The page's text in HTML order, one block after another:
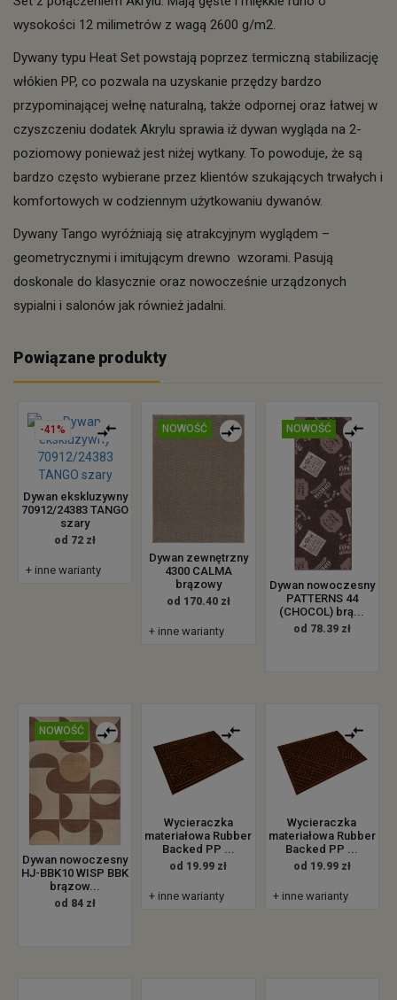
wysokości 12 milimetrów z wagą 2600 g/m2.
Dywany typu Heat Set powstają poprzez termiczną stabilizację
włókien PP, co pozwala na uzyskanie przędzy bardzo
przypominającej wełnę naturalną, także odpornej oraz łatwej w
czyszczeniu dodatek Akrylu sprawia iż dywan wygląda na 2-
poziomowy ponieważ jest niżej wytkany. To powoduje, że są
bardzo często wybierane przez klientów szukających trwałych i
komfortowych w codziennym użytkowaniu dywanów.
Dywany Tango wyróżniają się atrakcyjnym wyglądem –
geometrycznymi i imitującym drewno wzorami. Pasują
doskonale do klasycznie oraz nowocześnie urządzonych
sypialni i salonów jak również jadalni.
Powiązane produkty
-41%
Dywan ekskluzywny
70912/24383 TANGO
szary
od 72 zł
+ inne warianty
NOWOŚĆ
Dywan zewnętrzny
4300 CALMA
brązowy
od 170.40 zł
+ inne warianty
NOWOŚĆ
Dywan nowoczesny
PATTERNS 44
(CHOCOL) brą...
od 78.39 zł
NOWOŚĆ
Dywan nowoczesny
HJ-BBK10 WISP BBK
brązow...
od 84 zł
Wycieraczka
materiałowa Rubber
Backed PP ...
od 19.99 zł
+ inne warianty
Wycieraczka
materiałowa Rubber
Backed PP ...
od 19.99 zł
+ inne warianty